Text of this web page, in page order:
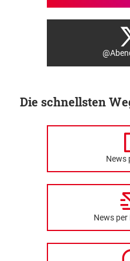
Die schnellsten
News
News